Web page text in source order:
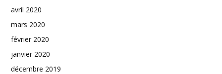
avril 2020
mars 2020
février 2020
janvier 2020
décembre 2019